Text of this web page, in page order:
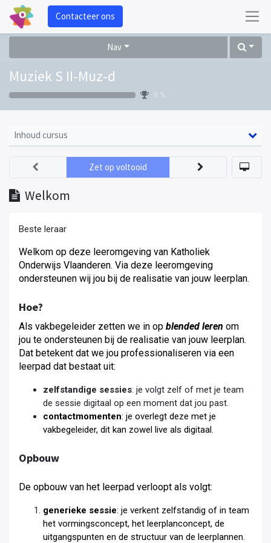
Contacteer ons
Nav
Muziek S II-Muz-d
0 %
Inhoud cursus
Welkom
Zet op voltooid
Beste leraar
Welkom op deze leeromgeving van Katholiek
Onderwijs Vlaanderen. Via deze leeromgeving
ondersteunen wij jou bij de realisatie van jouw leerplan.
Hoe?
Als vakbegeleider zetten we in op blended leren om
jou te ondersteunen bij de realisatie van jouw leerplan.
Dat betekent dat we jou professionaliseren via een
leerpad dat bestaat uit:
zelfstandige sessies: je volgt zelf of met je team
de sessie digitaal op een moment dat jou past.
contactmomenten: je overlegt deze met je
vakbegeleider, dit kan zowel live als digitaal.
Opbouw
De opbouw van het leerpad verloopt als volgt:
generieke sessie: je verkent zelfstandig of in team
het vormingsconcept, het leerplanconcept, de
uitgangspunten en de structuur van de leerplannen.